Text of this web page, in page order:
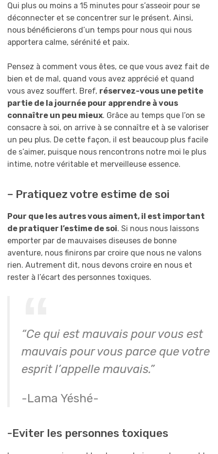
Qui plus ou moins a 15 minutes pour s’asseoir pour se
déconnecter et se concentrer sur le présent. Ainsi,
nous bénéficierons d’un temps pour nous qui nous
apportera calme, sérénité et paix.
Pensez à comment vous êtes, ce que vous avez fait de
bien et de mal, quand vous avez apprécié et quand
vous avez souffert. Bref, réservez-vous une petite
partie de la journée pour apprendre à vous
connaître un peu mieux. Grâce au temps que l’on se
consacre à soi, on arrive à se connaître et à se valoriser
un peu plus. De cette façon, il est beaucoup plus facile
de s’aimer, puisque nous rencontrons notre moi le plus
intime, notre véritable et merveilleuse essence.
– Pratiquez votre estime de soi
Pour que les autres vous aiment, il est important
de pratiquer l’estime de soi. Si nous nous laissons
emporter par de mauvaises diseuses de bonne
aventure, nous finirons par croire que nous ne valons
rien. Autrement dit, nous devons croire en nous et
rester à l’écart des personnes toxiques.
“Ce qui est mauvais pour vous est
mauvais pour vous parce que votre
esprit l’appelle mauvais.”
-Lama Yéshé-
-Eviter les personnes toxiques